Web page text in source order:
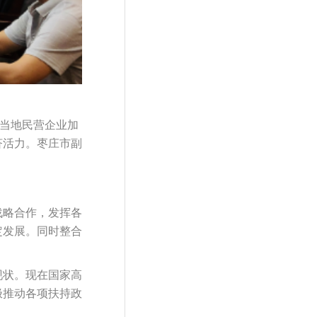
地民营企业加
力。枣庄市副
合作，发挥各
展。同时整合
。现在国家高
动各项扶持政